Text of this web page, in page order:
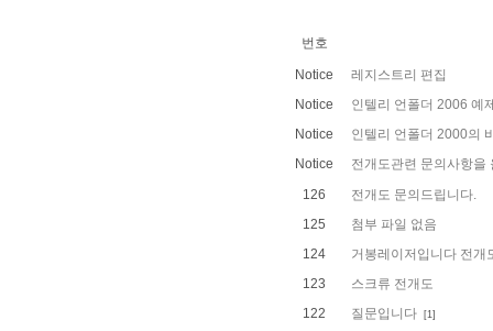
번호
Notice
레지스트리 편집
Notice
인텔리 언폴더 2006 예
Notice
인텔리 언폴더 2000의
Notice
전개도관련 문의사항을
126
전개도 문의드립니다.
125
첨부 파일 없음
124
거봉레이저입니다 전개
123
스크류 전개도
122
질문입니다 [1]